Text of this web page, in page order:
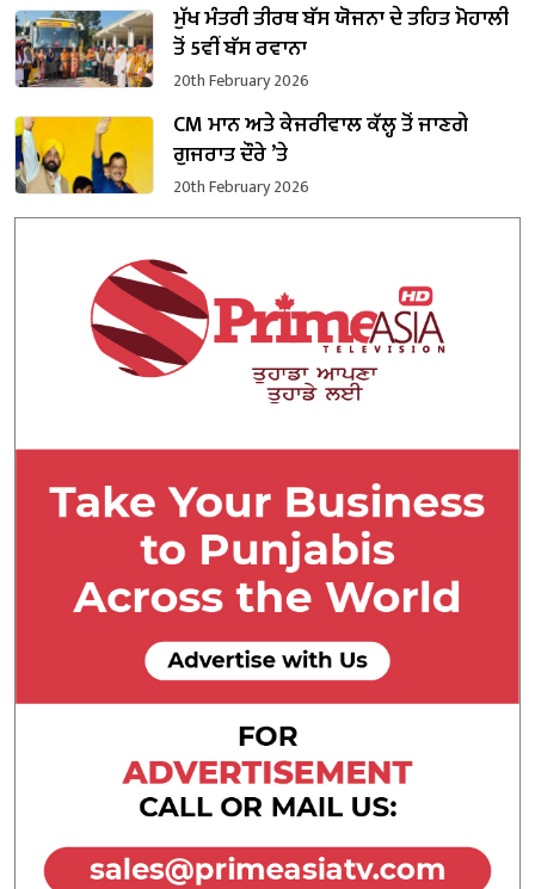
ਮੁੱਖ ਮੰਤਰੀ ਤੀਰਥ ਬੱਸ ਯੋਜਨਾ ਦੇ ਤਹਿਤ ਮੋਹਾਲੀ
ਤੋਂ 5ਵੀਂ ਬੱਸ ਰਵਾਨਾ
20th February 2026
CM ਮਾਨ ਅਤੇ ਕੇਜਰੀਵਾਲ ਕੱਲ੍ਹ ਤੋਂ ਜਾਣਗੇ
ਗੁਜਰਾਤ ਦੌਰੇ ’ਤੇ
20th February 2026